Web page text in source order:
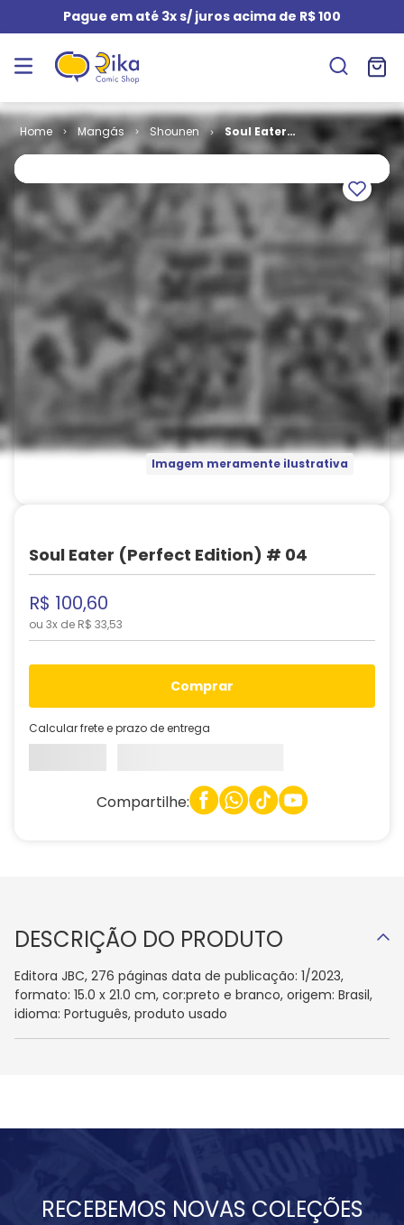
Pague em até 3x s/ juros acima de R$ 100
Mangás Shounen
Soul Eater
(Perfect
Imagem meramente ilustrativa
Soul Eater (Perfect Edition) # 04
R$ 100,60
ou 3x de R$ 33,53
comprar
Calcular frete e prazo de entrega
Compartilhe:
DESCRIÇÃO DO PRODUTO
Editora JBC, 276 páginas data de publicação: 1/2023,
formato: 15.0 x 21.0 cm, cor:preto e branco, origem: Brasil,
idioma: Português, produto usado
RECEBEMOS NOVAS COLEÇÕES